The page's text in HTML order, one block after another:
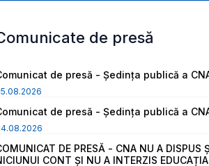
de presă
de presă - Ședința publică a
de presă - Ședința publică a
DE PRESĂ - CNA NU A DISPUS
CONT ȘI NU A INTERZIS